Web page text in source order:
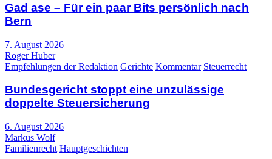
Gad ase – Für ein paar Bits persönlich nach
Bern
7. August 2026
Roger Huber
Empfehlungen der Redaktion Gerichte Kommentar Steuerrecht
Bundesgericht stoppt eine unzulässige
doppelte Steuersicherung
6. August 2026
Markus Wolf
Familienrecht Hauptgeschichten